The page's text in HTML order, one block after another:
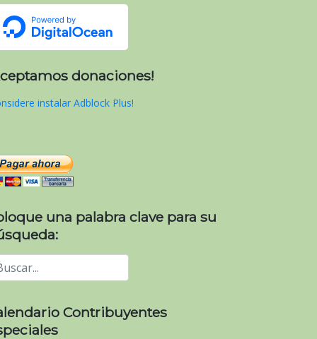
donaciones!
instalar Adblock Plus!
una palabra clave para su
Contribuyentes